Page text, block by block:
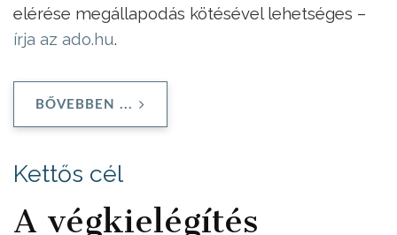
elérése megállapodás kötésével lehetséges –
írja az ado.hu.
BŐVEBBEN ...
Kettős cél
A végkielégítés